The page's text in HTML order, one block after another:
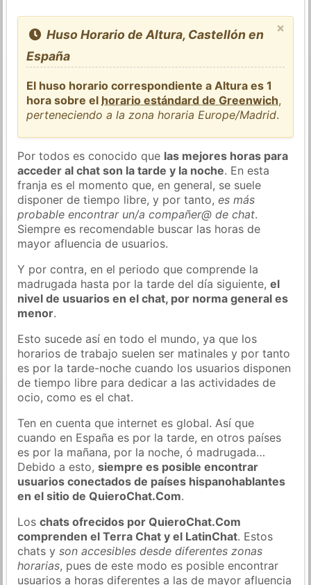
×
Huso Horario de Altura, Castellón en
España
El huso horario correspondiente a Altura es 1
hora sobre el horario estándard de Greenwich,
perteneciendo a la zona horaria Europe/Madrid.
Por todos es conocido que las mejores horas para
acceder al chat son la tarde y la noche. En esta
franja es el momento que, en general, se suele
disponer de tiempo libre, y por tanto,es más
probable encontrar un/a compañer@ de chat.
Siempre es recomendable buscar las horas de
mayor afluencia de usuarios.
Y por contra, en el periodo que comprende la
madrugada hasta por la tarde del día siguiente,el
nivel de usuarios en el chat, por norma general es
menor.
Esto sucede así en todo el mundo, ya que los
horarios de trabajo suelen ser matinales y por tanto
es por la tarde-noche cuando los usuarios disponen
de tiempo libre para dedicar a las actividades de
ocio, como es el chat.
Ten en cuenta que internet es global. Así que
cuando en España es por la tarde, en otros países
es por la mañana, por la noche, ó madrugada…
Debido a esto,siempre es posible encontrar
usuarios conectados de países hispanohablantes
en el sitio de QuieroChat.Com.
Loschats ofrecidos por QuieroChat.Com
comprenden el Terra Chat y el LatinChat. Estos
chats yson accesibles desde diferentes zonas
horarias, pues de este modo es posible encontrar
usuarios a horas diferentes a las de mayor afluencia